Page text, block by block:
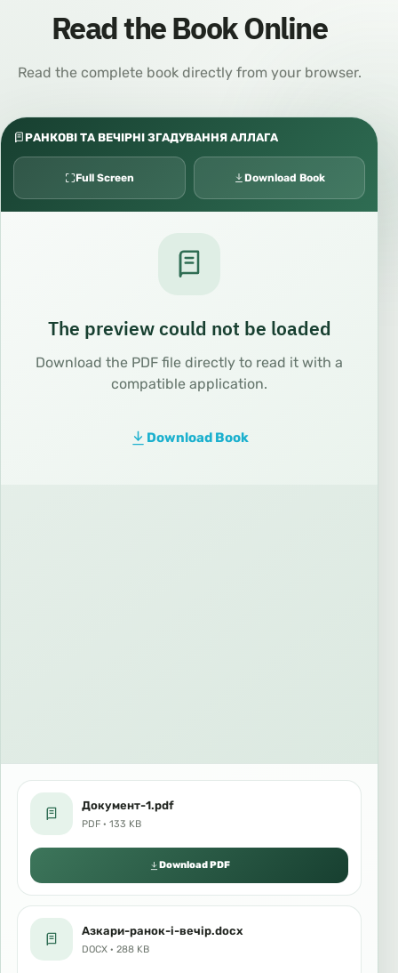
Read the Book Online
Read the complete book directly from your browser.
РАНКОВІ ТА ВЕЧІРНІ ЗГАДУВАННЯ АЛЛАГА
Full Screen Download Book
The preview could not be loaded
Download the PDF file directly to read it with a
compatible application.
Download Book
Документ-1.pdf
PDF · 133 KB
Download PDF
Азкари-ранок-і-вечір.docx
DOCX · 288 KB